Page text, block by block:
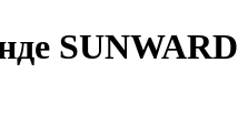
SUNWARD